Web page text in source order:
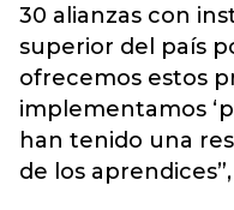
30 alianzas con
superior del país
ofrecemos estos
implementamos
han tenido una
de los